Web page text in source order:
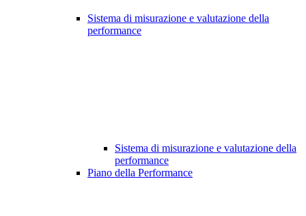
Sistema di misurazione e valutazione della
performance
Sistema di misurazione e valutazione della
performance
Piano della Performance